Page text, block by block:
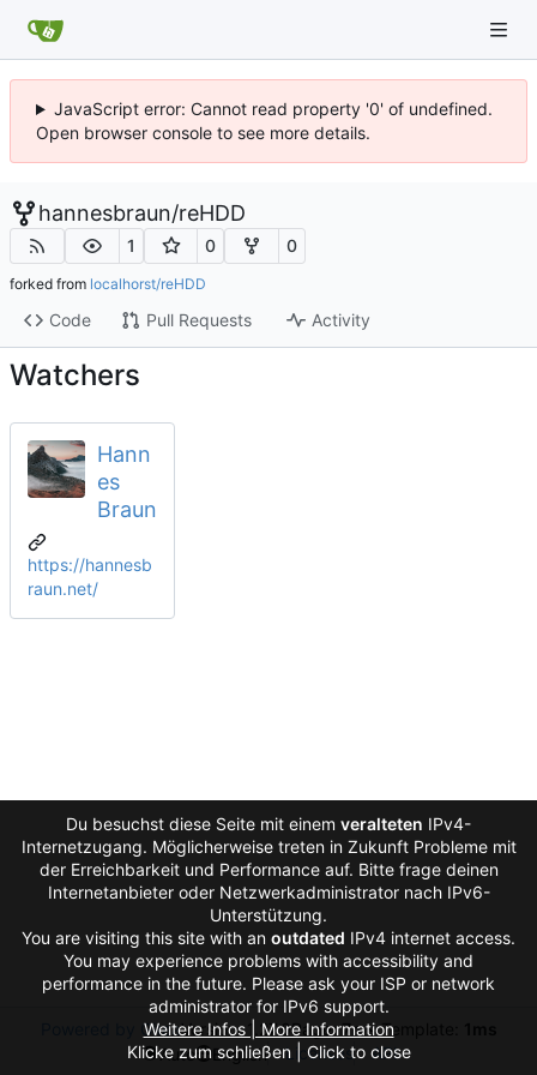
JavaScript error: Cannot read property '0' of undefined.
Open browser console to see more details.
hannesbraun/reHDD
1 0 0
forked from localhorst/reHDD
Code Pull Requests Activity
Watchers
Hann
es
Braun
https://hannesb
raun.net/
Powered by GiteaVersion: 1.27.0Page:7msTemplate:
Auto
English Licenses API
Du besuchst diese Seite mit einem veralteten IPv4-
Internetzugang. Möglicherweise treten in Zukunft Probleme mit
der Erreichbarkeit und Performance auf. Bitte frage deinen
Internetanbieter oder Netzwerkadministrator nach IPv6-
Unterstützung.
You are visiting this site with an outdated IPv4 internet access.
You may experience problems with accessibility and
performance in the future. Please ask your ISP or network
administrator for IPv6 support.
Weitere Infos | More Information
Klicke zum schließen | Click to close